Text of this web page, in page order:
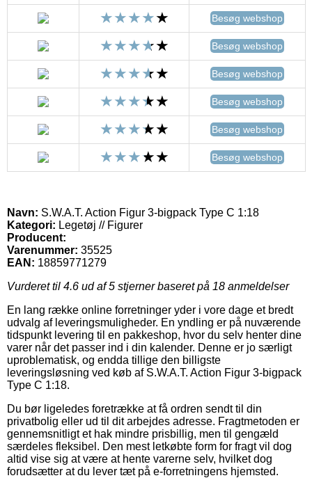
Besøg webshop
Besøg webshop
Besøg webshop
Besøg webshop
Besøg webshop
Besøg webshop
Navn: S.W.A.T. Action Figur 3-bigpack Type C 1:18
Kategori: Legetøj // Figurer
Producent:
Varenummer: 35525
EAN: 18859771279
Vurderet til 4.6 ud af 5 stjerner baseret på 18 anmeldelser
En lang række online forretninger yder i vore dage et bredt
udvalg af leveringsmuligheder. En yndling er på nuværende
tidspunkt levering til en pakkeshop, hvor du selv henter dine
varer når det passer ind i din kalender. Denne er jo særligt
uproblematisk, og endda tillige den billigste
leveringsløsning ved køb af S.W.A.T. Action Figur 3-bigpack
Type C 1:18.
Du bør ligeledes foretrække at få ordren sendt til din
privatbolig eller ud til dit arbejdes adresse. Fragtmetoden er
gennemsnitligt et hak mindre prisbillig, men til gengæld
særdeles fleksibel. Den mest letkøbte form for fragt vil dog
altid vise sig at være at hente varerne selv, hvilket dog
forudsætter at du lever tæt på e-forretningens hjemsted.